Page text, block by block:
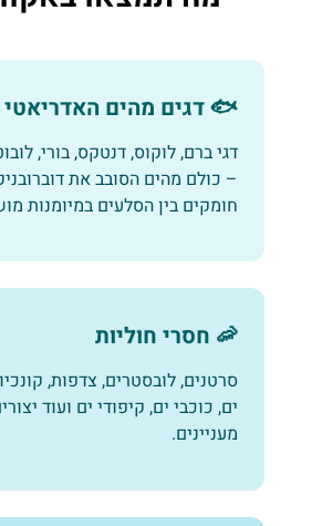
🐟 דגים מהים האדריאטי
דגי ברם, לוקוס, דנטקס, בורי,
– כולם מהים הסובב את
חומקים בין הסלעים במיומנות
🦐 חסרי חוליות
סרטנים, לובסטרים, צדפות,
ים, כוכבי ים, קיפודי ים ועוד
מעניינים.